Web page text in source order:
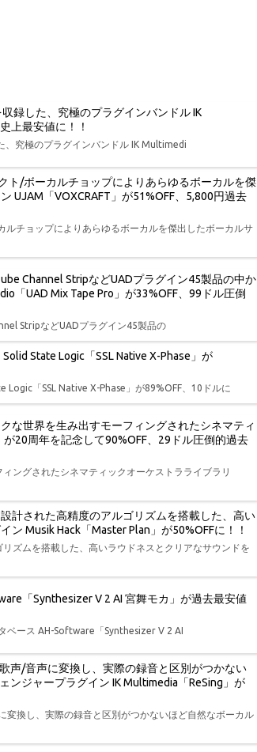
録した、究極のプラグインバンドル IK
上最安値に！！
、究極のプラグインバンドル IK Multimedi
ト/ボーカルチョップによりあらゆるボーカルを傑
UJAM「VOXCRAFT」が51%OFF、5,800円過去
チョップによりあらゆるボーカルを傑出したボーカルサ
Channel StripなどUADプラグイン45製品の中か
「UAD Mix Tape Pro」が33%OFF、99ドル圧倒
StripなどUADプラグイン45製品の
State Logic「SSL Native X-Phase」が
Logic「SSL Native X-Phase」が89%OFF、10ドルに
な世界を生み出すモーフィングされたシネマティ
が20周年を記念して90%OFF、29ドル圧倒的過去
ングされたシネマティックオーケストラライブラリ
計された高精度のアルゴリズムを搭載した、高い
Musik Hack「Master Plan」が50%OFFに！！
ズムを搭載した、高いラウドネスとクリアなサウンドを
「Synthesizer V 2 AI 宮舞モカ」が過去最安値
ベース AH-Software「Synthesizer V 2 AI
声/音声に変換し、実際の録音と区別がつかない
ンジャープラグイン IK Multimedia「ReSing」が
換し、実際の録音と区別がつかないほど自然なボーカル